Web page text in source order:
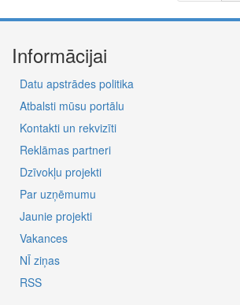
Informācijai
Datu apstrādes politika
Atbalsti mūsu portālu
Kontakti un rekvizīti
Reklāmas partneri
Dzīvokļu projekti
Par uzņēmumu
Jaunie projekti
Vakances
NĪ ziņas
RSS